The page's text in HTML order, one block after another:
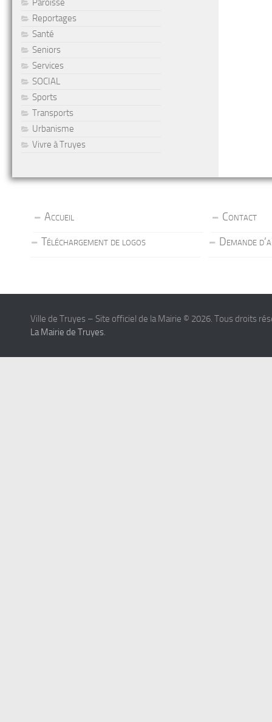
Paroisse
Reportages
Santé
Seniors
Services
SOCIAL
Sports
Transports
Urbanisme
Vivre à Truyes
Accueil
Contact
Téléchargement de logos
Demande
Ville de Truyes – Site officiel de la Mairie © 2026. Tous droits
La Mairie de Truyes.